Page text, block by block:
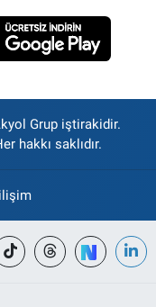
Grup iştirakidir.
hakkı saklıdır.